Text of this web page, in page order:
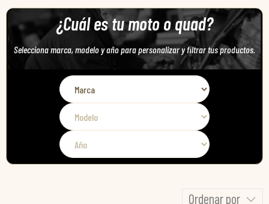
¿Cuál es tu moto o quad?
Selecciona marca, modelo y año para personalizar y filtrar tus productos.
Ordenar por